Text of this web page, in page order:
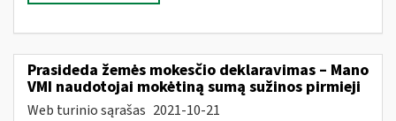
Prasideda žemės mokesčio deklaravimas – Mano
VMI naudotojai mokėtiną sumą sužinos pirmieji
Web turinio sąrašas 2021-10-21